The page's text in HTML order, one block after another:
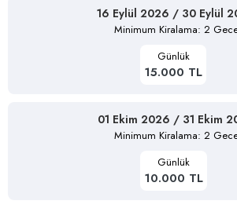
16 Eylül 2026 / 30 Eylül
Minimum Kiralama: 2
Günlük
15.000 TL
01 Ekim 2026 / 31 Ekim
Minimum Kiralama: 2
Günlük
10.000 TL